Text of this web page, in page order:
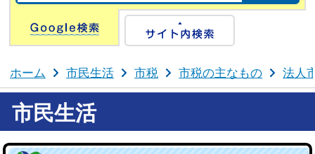
Google検索
ホーム 市民生活 市税 市税の主なもの 法人
市民生活